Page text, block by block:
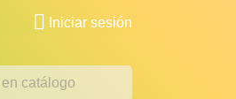
 Iniciar sesión